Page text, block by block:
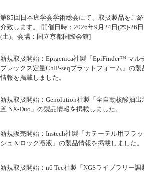
第85回日本癌学会学術総会にて、取扱製品をご紹
介致します。[開催日時：2026年9月24日(木)-26日
(土)、会場：国立京都国際会館]
新規取扱開始：Epigenica社製「EpiFinder™ マル
プレックス定量ChIP-seqプラットフォーム」の製
情報を掲載しました。
新規取扱開始：Genolution社製「全自動核酸抽出
置 NX-Duo」の製品情報を掲載しました。
新規販売開始：Instech社製「カテーテル用フラッ
シュ＆ロック溶液」の製品情報を掲載しました。
新規取扱開始：n6 Tec社製「NGSライブラリー調